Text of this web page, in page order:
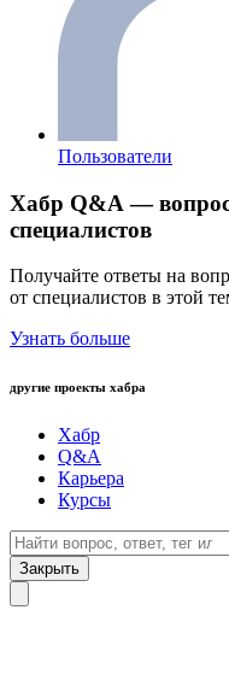
Пользователи
Хабр Q&A —
специалистов
Получайте ответы на
от специалистов в этой
Узнать больше
другие проекты хабра
Хабр
Q&A
Карьера
Курсы
Закрыть